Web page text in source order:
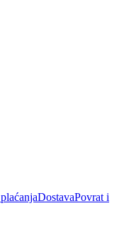
DostavaPovrat i